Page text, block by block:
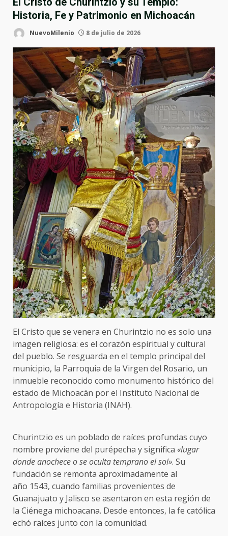
Historia, Fe y Patrimonio en Michoacán
NuevoMilenio 8 de julio de 2026
El Cristo que se venera en Churintzio no es solo una
imagen religiosa: es el corazón espiritual y cultural
del pueblo. Se resguarda en el templo principal del
municipio, la Parroquia de la Virgen del Rosario, un
inmueble reconocido como monumento histórico del
estado de Michoacán por el Instituto Nacional de
Antropología e Historia (INAH).
Churintzio es un poblado de raíces profundas cuyo
nombre proviene del purépecha y significa «lugar
donde anochece o se oculta temprano el sol». Su
fundación se remonta aproximadamente al
año 1543, cuando familias provenientes de
Guanajuato y Jalisco se asentaron en esta región de
la Ciénega michoacana. Desde entonces, la fe católica
echó raíces junto con la comunidad.